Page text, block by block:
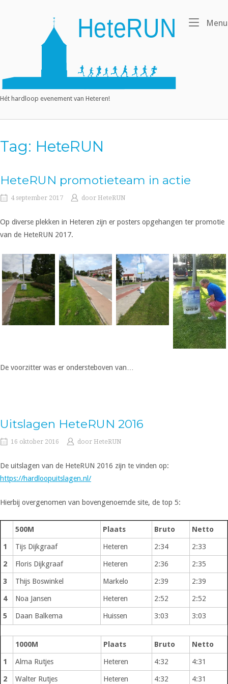
Hét hardloop evenement van Heteren!
Menu
Tag: HeteRUN
HeteRUN promotieteam in actie
4 september 2017 door HeteRUN
Op diverse plekken in Heteren zijn er posters opgehangen ter promotie
van de HeteRUN 2017.
De voorzitter was er ondersteboven van…
Uitslagen HeteRUN 2016
16 oktober 2016 door HeteRUN
De uitslagen van de HeteRUN 2016 zijn te vinden op:
https://hardloopuitslagen.nl/
Hierbij overgenomen van bovengenoemde site, de top 5:
500M Plaats Bruto Netto
1 Tijs Dijkgraaf Heteren 2:34 2:33
2 Floris Dijkgraaf Heteren 2:36 2:35
3 Thijs Boswinkel Markelo 2:39 2:39
4 Noa Jansen Heteren 2:52 2:52
5 Daan Balkema Huissen 3:03 3:03
1000M Plaats Bruto Netto
1 Alma Rutjes Heteren 4:32 4:31
2 Walter Rutjes Heteren 4:32 4:31